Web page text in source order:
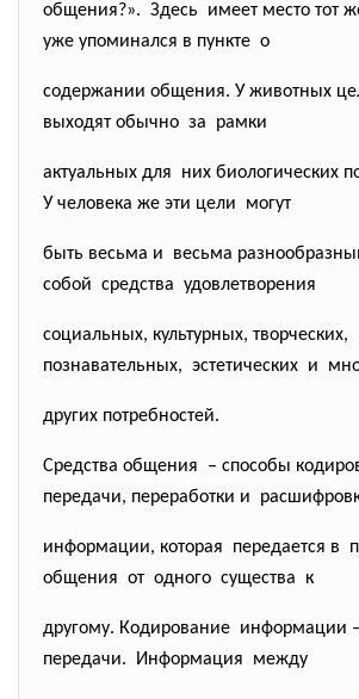
общения?». Здесь имеет место тот
уже упоминался в пункте о
содержании общения. У животных
выходят обычно за рамки
актуальных для них биологических
У человека же эти цели могут
быть весьма и весьма
собой средства удовлетворения
социальных, культурных, творческих,
познавательных, эстетических и
других потребностей.
Средства общения – способы
передачи, переработки и
информации, которая передается в
общения от одного существа к
другому. Кодирование информации –
передачи. Информация между